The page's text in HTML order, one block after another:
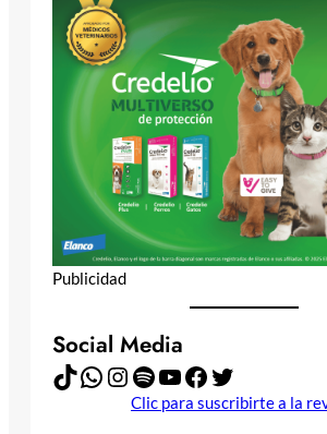
Publicidad
Social Media
TikTok WhatsApp Instagram Spotify YouTube Facebook Twitter
Clic para suscribirte a la